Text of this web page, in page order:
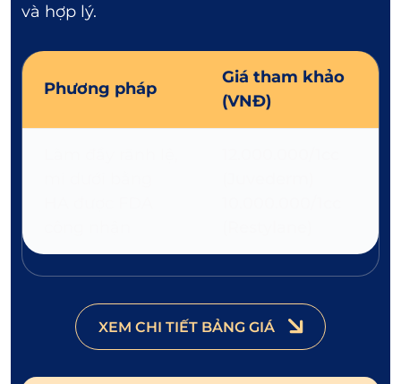
và hợp lý.
Phương pháp
Giá tham khảo
(VNĐ)
XEM CHI TIẾT BẢNG GIÁ